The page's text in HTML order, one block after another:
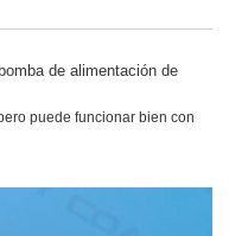
de alimentación de
puede funcionar bien con